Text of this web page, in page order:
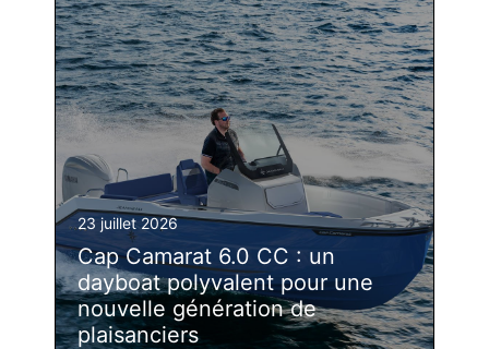
23 juillet 2026
Cap Camarat 6.0 CC : un
dayboat polyvalent pour une
nouvelle génération de
plaisanciers